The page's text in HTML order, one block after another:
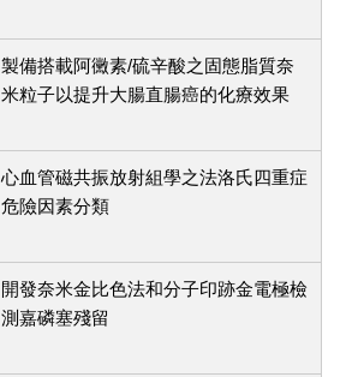
製備搭載阿黴素/硫辛酸之固態脂質奈
米粒子以提升大腸直腸癌的化療效果
心血管磁共振放射組學之法洛氏四重症
危險因素分類
開發奈米金比色法和分子印跡金電極檢
測嘉磷塞殘留